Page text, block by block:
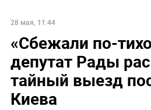
28 мая, 11:44
«Сбежали по-
депутат Рады
тайный выезд
Киева